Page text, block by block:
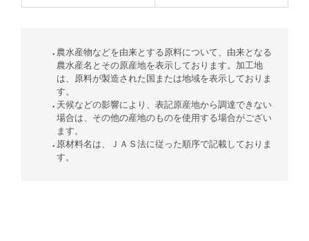
農水産物などを由来とする原料について、由来となる
農水産名とその原産地を表示しております。加工地
は、原料が製造された国または地域を表示しておりま
す。
天候などの影響により、表記原産地から調達できない
場合は、その他の産地のものを使用する場合がござい
ます。
原材料名は、ＪＡＳ法に従った順序で記載しておりま
す。